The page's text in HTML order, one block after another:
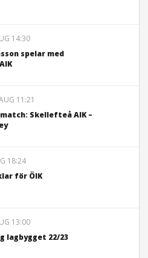
14:30
spelar med
11:21
Skellefteå AIK –
18:24
för ÖIK
13:00
lagbygget 22/23